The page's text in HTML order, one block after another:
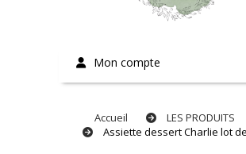
Mon compte
Accueil
LES PRODUITS
Assiette dessert Charlie lot